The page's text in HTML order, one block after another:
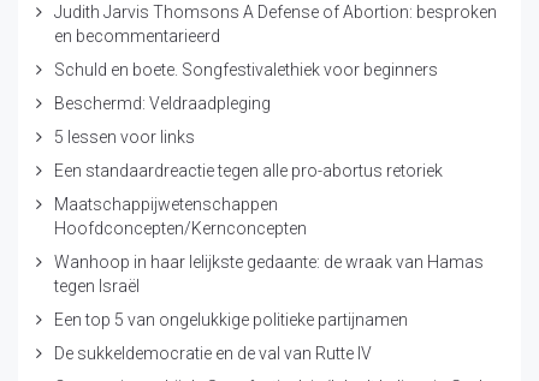
Judith Jarvis Thomsons A Defense of Abortion: besproken
en becommentarieerd
Schuld en boete. Songfestivalethiek voor beginners
Beschermd: Veldraadpleging
5 lessen voor links
Een standaardreactie tegen alle pro-abortus retoriek
Maatschappijwetenschappen
Hoofdconcepten/Kernconcepten
Wanhoop in haar lelijkste gedaante: de wraak van Hamas
tegen Israël
Een top 5 van ongelukkige politieke partijnamen
De sukkeldemocratie en de val van Rutte IV